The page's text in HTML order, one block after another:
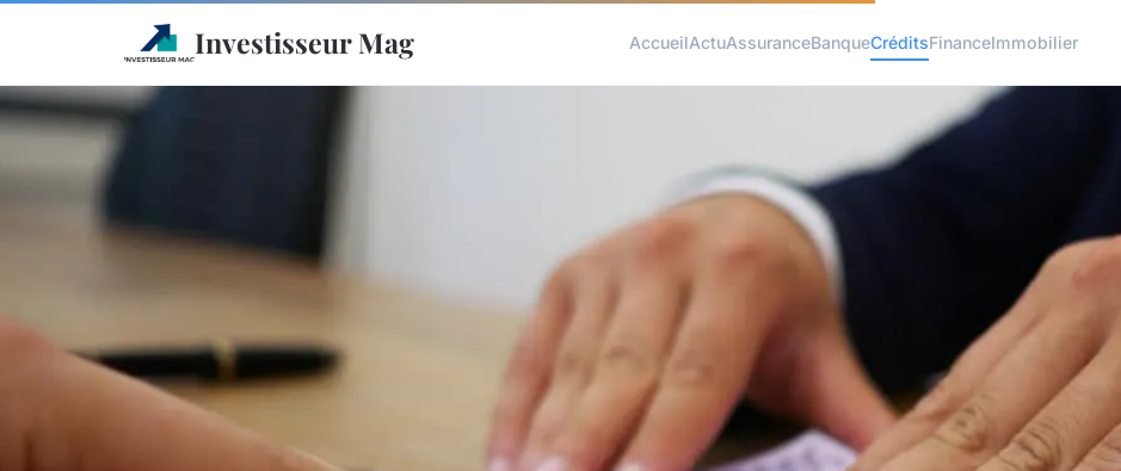
Investisseur Mag AccueilActuAssuranceBanqueCréditsFinanceImmobilier